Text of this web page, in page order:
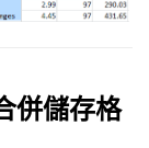
併儲存格